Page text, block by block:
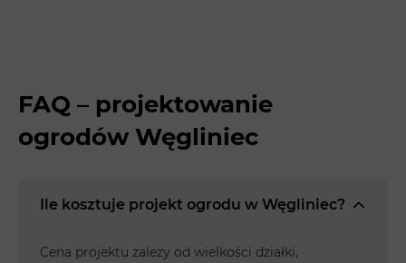
FAQ – projektowanie
ogrodów Węgliniec
Ile kosztuje projekt ogrodu w Węgliniec?
Cena projektu zależy od wielkości działki,